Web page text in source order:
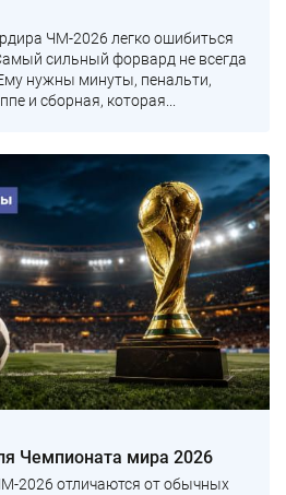
ЧМ-2026 легко ошибиться
сильный форвард не всегда
нужны минуты, пенальти,
и сборная, которая...
Чемпионата мира 2026
2026 отличаются от обычных